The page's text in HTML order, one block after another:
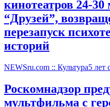
кинотеатров 24-30
“Друзей”,
перезапуск
историй
NEWSru.com :: Культура5 лет
Роскомнадзор
мультфильма c